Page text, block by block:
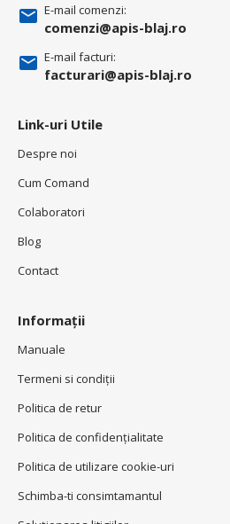
E-mail comenzi:
comenzi@apis-blaj.ro
E-mail facturi:
facturari@apis-blaj.ro
Link-uri Utile
Despre noi
Cum Comand
Colaboratori
Blog
Contact
Informații
Manuale
Termeni si condiţii
Politica de retur
Politica de confidenţialitate
Politica de utilizare cookie-uri
Schimba-ti consimtamantul